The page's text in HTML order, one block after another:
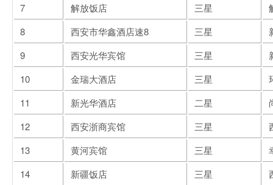
7
解放饭店 三星
8
西安市华鑫酒店速8 三星
9
西安光华宾馆 三星
10
金瑞大酒店 三星
11
新光华酒店 二星
12
西安浙商宾馆 三星
13
黄河宾馆 三星
14
新疆饭店 三星